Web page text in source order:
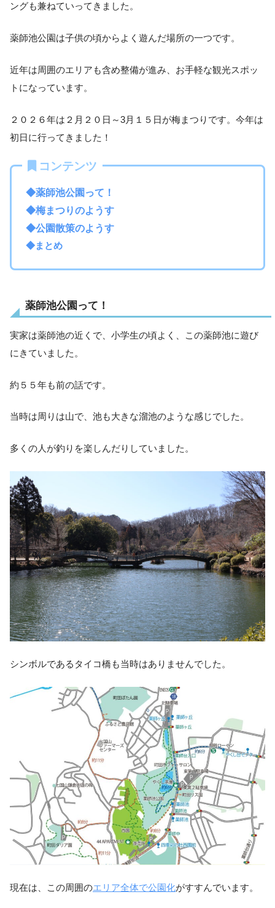
ングも兼ねていってきました。
薬師池公園は子供の頃からよく遊んだ場所の一つです。
近年は周囲のエリアも含め整備が進み、お手軽な観光スポッ
トになっています。
２０２６年は２月２０日～3月１５日が梅まつりです。今年は
初日に行ってきました！
コンテンツ
◆薬師池公園って！
◆梅まつりのようす
◆公園散策のようす
◆まとめ
薬師池公園って！
実家は薬師池の近くで、小学生の頃よく、この薬師池に遊び
にきていました。
約５５年も前の話です。
当時は周りは山で、池も大きな溜池のような感じでした。
多くの人が釣りを楽しんだりしていました。
シンボルであるタイコ橋も当時はありませんでした。
現在は、この周囲のエリア全体で公園化がすすんでいます。